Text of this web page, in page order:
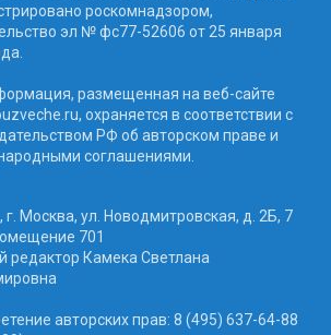
роскомнадзором,
эл № фc77-52606 от 25 января
размещенная на веб-сайте
охраняется в соответствии с
РФ об авторском праве и
соглашениями.
г. Москва, ул. Новодмитровская, д. 2Б, 7
701
редактор Камека Светлана
авторских прав: 8 (495) 637-64-88